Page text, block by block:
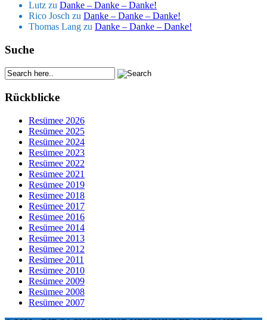
Lutz zu Danke – Danke – Danke!
Rico Josch zu Danke – Danke – Danke!
Thomas Lang zu Danke – Danke – Danke!
Suche
Rückblicke
Resümee 2026
Resümee 2025
Resümee 2024
Resümee 2023
Resümee 2022
Resümee 2021
Resümee 2019
Resümee 2018
Resümee 2017
Resümee 2016
Resümee 2014
Resümee 2013
Resümee 2012
Resümee 2011
Resümee 2010
Resümee 2009
Resümee 2008
Resümee 2007